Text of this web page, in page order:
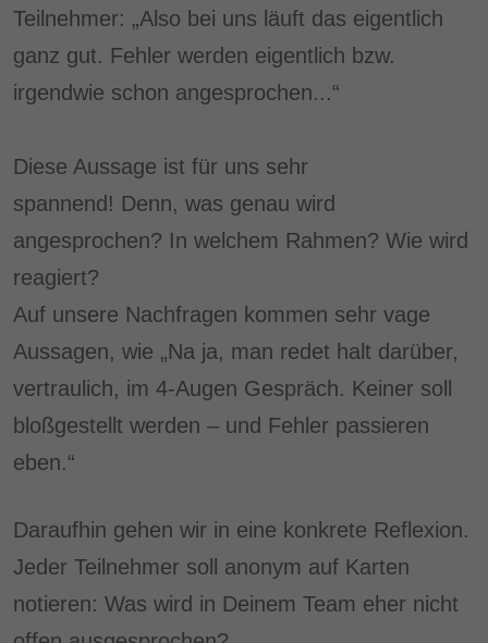
Teilnehmer: „Also bei uns läuft das eigentlich
ganz gut. Fehler werden eigentlich bzw.
irgendwie schon angesprochen...“
Diese Aussage ist für uns sehr
spannend! Denn, was genau wird
angesprochen? In welchem Rahmen? Wie wird
reagiert?
Auf unsere Nachfragen kommen sehr vage
Aussagen, wie „Na ja, man redet halt darüber,
vertraulich, im 4-Augen Gespräch. Keiner soll
bloßgestellt werden – und Fehler passieren
eben.“
Daraufhin gehen wir in eine konkrete Reflexion.
Jeder Teilnehmer soll anonym auf Karten
notieren: Was wird in Deinem Team eher nicht